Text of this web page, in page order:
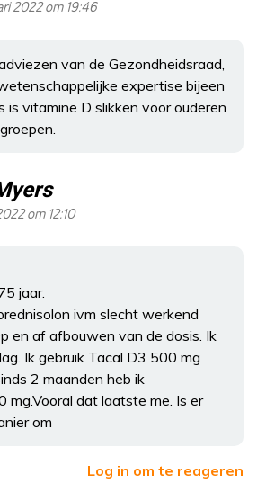
2022 om 19:46
van de Gezondheidsraad,
expertise bijeen
is vitamine D slikken voor ouderen
om 12:10
jaar.
ivm slecht werkend
en af afbouwen van de dosis. Ik
Ik gebruik Tacal D3 500 mg
2 maanden heb ik
mg.Vooral dat laatste me. Is er
om
Log in om te reageren